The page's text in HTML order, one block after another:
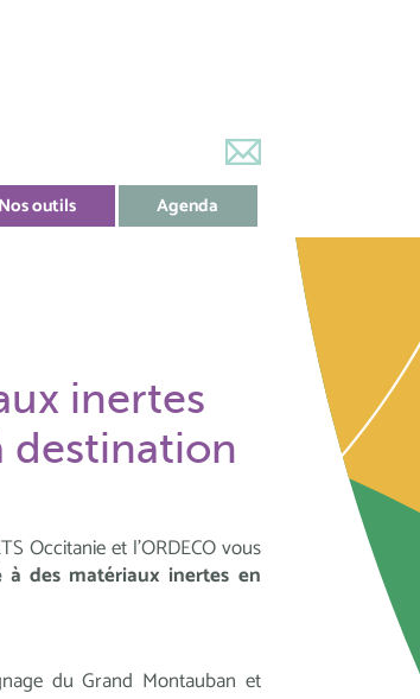
Nos outils Agenda
inertes
destination
Occitanie et l’ORDECO vous
à des matériaux inertes en
du Grand Montauban et